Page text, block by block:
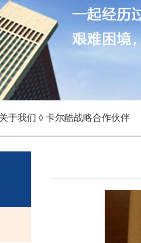
关于我们 ◊ 卡尔酷战略合作伙伴